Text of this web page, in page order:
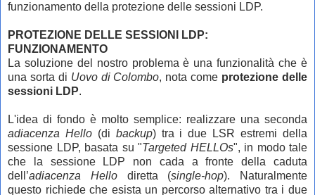
funzionamento della protezione delle sessioni LDP.
PROTEZIONE DELLE SESSIONI LDP:
FUNZIONAMENTO
La soluzione del nostro problema è una funzionalità che è
una sorta di Uovo di Colombo, nota come protezione delle
sessioni LDP.
L'idea di fondo è molto semplice: realizzare una seconda
adiacenza Hello(di backup) tra i due LSR estremi della
sessione LDP, basata su "Targeted HELLOs", in modo tale
che la sessione LDP non cada a fronte della caduta
dell’adiacenza Hellodiretta (single-hop). Naturalmente
questo richiede che esista un percorso alternativo tra i due